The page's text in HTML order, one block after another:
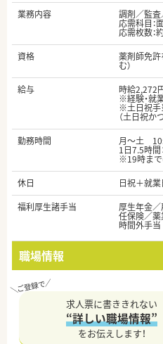
業務内容
調剤／監
応需科目：
応需枚数：
資格
薬剤師免許
む）
給与
時給2,272
※経験・就
※土日祝手
（土日祝か
勤務時間
月～土
1日7.5時
※19時ま
休日
日祝＋就業
福利厚生諸手当
厚生年金
任保険／
時間外手
職場情報
求人票に書ききれない
“詳しい職場情報”
をお伝えします！